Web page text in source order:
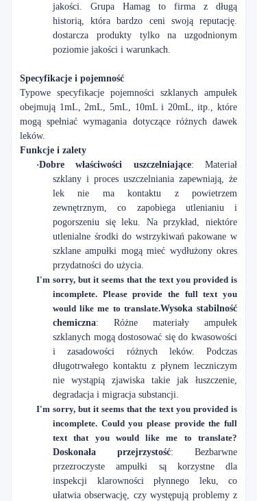
jakości. Grupa Hamag to firma z długą
historią, która bardzo ceni swoją reputację.
dostarcza produkty tylko na uzgodnionym
poziomie jakości i warunkach.
Specyfikacje i pojemność
Typowe specyfikacje pojemności szklanych ampułek
obejmują 1mL, 2mL, 5mL, 10mL i 20mL, itp., które
mogą spełniać wymagania dotyczące różnych dawek
leków.
Funkcje i zalety
·Dobre właściwości uszczelniające: Materiał
szklany i proces uszczelniania zapewniają, że
lek nie ma kontaktu z powietrzem
zewnętrznym, co zapobiega utlenianiu i
pogorszeniu się leku. Na przykład, niektóre
utlenialne środki do wstrzykiwań pakowane w
szklane ampułki mogą mieć wydłużony okres
przydatności do użycia.
I'm sorry, but it seems that the text you provided is
incomplete. Please provide the full text you
would like me to translate.Wysoka stabilność
chemiczna: Różne materiały ampułek
szklanych mogą dostosować się do kwasowości
i zasadowości różnych leków. Podczas
długotrwałego kontaktu z płynem leczniczym
nie wystąpią zjawiska takie jak łuszczenie,
degradacja i migracja substancji.
I'm sorry, but it seems that the text you provided is
incomplete. Could you please provide the full
text that you would like me to translate?
Doskonała przejrzystość: Bezbarwne
przezroczyste ampułki są korzystne dla
inspekcji klarowności płynnego leku, co
ułatwia obserwację, czy występują problemy z